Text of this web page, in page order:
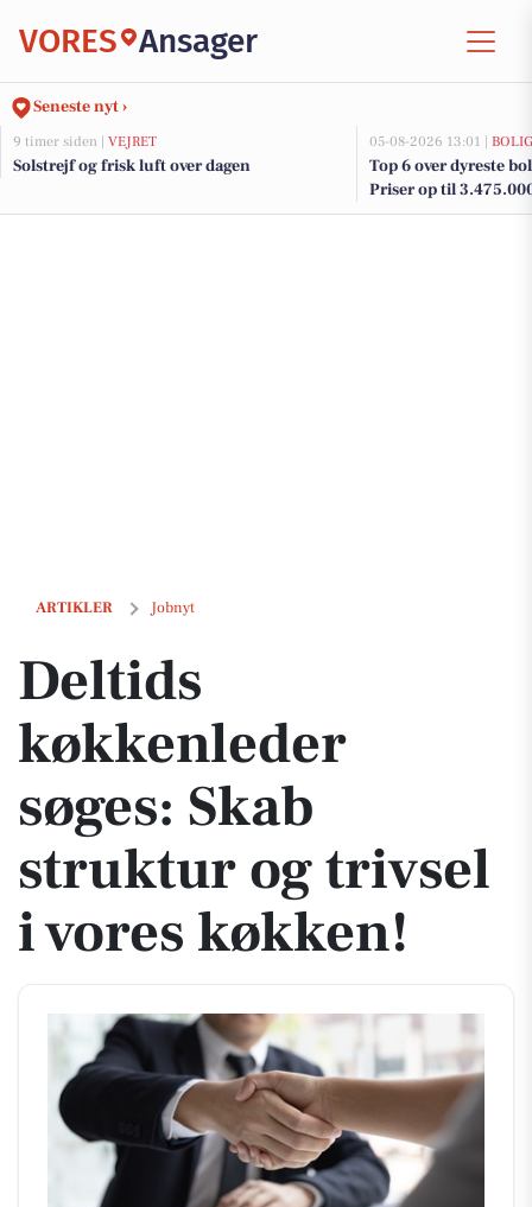
VORES Ansager
Seneste nyt ›
9 timer siden | VEJRET
Solstrejf og frisk luft over dagen
05-08-2026 13:01 |
Top 6 over dyreste
Priser op til
ARTIKLER Jobnyt
Deltids køkkenleder søges: Skab struktur og trivsel i vores køkken!
Deltids
køkkenleder
søges: Skab
struktur og trivsel
i vores køkken!